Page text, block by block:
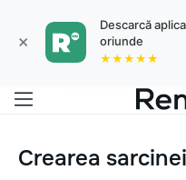
×
Descarcă
oriunde
★★★★★
Crearea sarcinei